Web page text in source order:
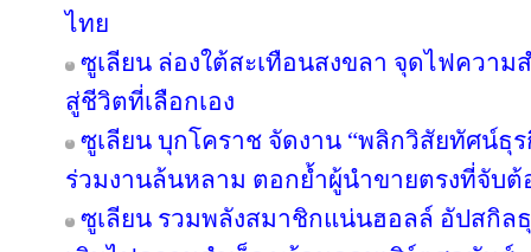
ไทย
ซูเลียน ล่องใต้สะเทือนสงขลา จุดไฟความ
สู่ชีวิตที่เลือกเอง
ซูเลียน บุกโคราช จัดงาน “พลิกวิสัยทัศน์ธุ
ร่วมงานล้นหลาม ตอกย้ำผู้นำขายตรงที่จับต้
ซูเลียน รวมพลังสมาชิกแน่นฮอลล์ อัปสกิ